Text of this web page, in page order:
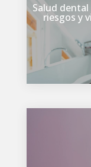
Salud
riesgos y